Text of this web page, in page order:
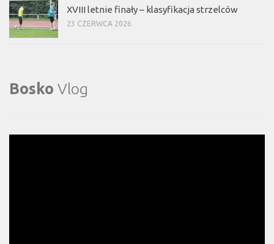
XVIII letnie finały – klasyfikacja strzelców
23 CZERWCA 2026
Bosko Vlog